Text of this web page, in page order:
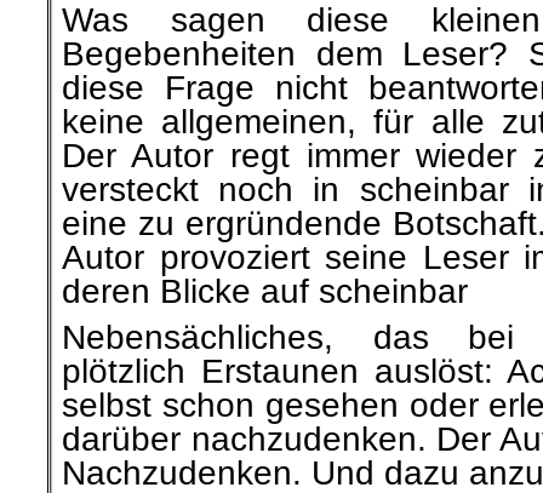
Was sagen diese
Begebenheiten dem Leser?
diese Frage nicht
keine allgemeinen, für alle
Der Autor regt immer wieder
versteckt noch in scheinbar
eine zu ergründende
Autor provoziert seine Leser
deren Blicke auf scheinbar
Nebensächliches, das bei
plötzlich Erstaunen auslöst:
selbst schon gesehen oder
darüber nachzudenken. Der
Nachzudenken. Und dazu